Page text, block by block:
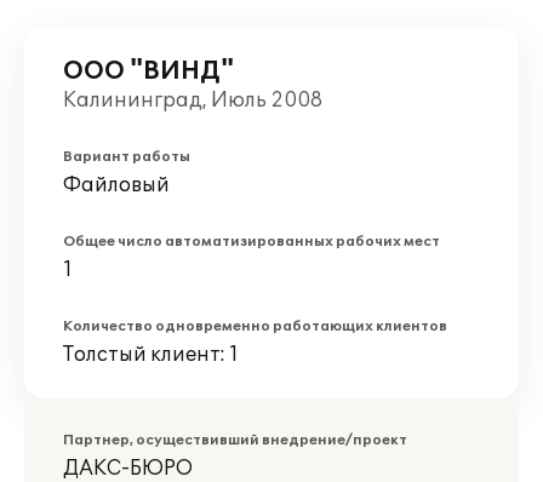
ООО "ВИНД"
Калининград, Июль 2008
Вариант работы
Файловый
Общее число автоматизированных рабочих мест
1
Количество одновременно работающих клиентов
Толстый клиент: 1
Партнер, осуществивший внедрение/проект
ДАКС-БЮРО